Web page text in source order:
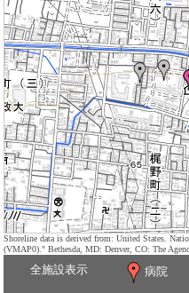
Shoreline data is derived from: United States.
(VMAP0)." Bethesda, MD: Denver, CO: The
全施設表示 病院